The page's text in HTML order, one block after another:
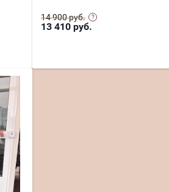
14 900 руб.
13 410 руб.